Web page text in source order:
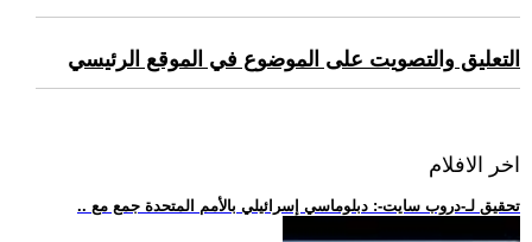
التعليق والتصويت على الموضوع في الموقع الرئيسي
اخر الافلام
.. تحقيق لـ-دروب سايت-: دبلوماسي إسرائيلي بالأمم المتحدة جمع مع